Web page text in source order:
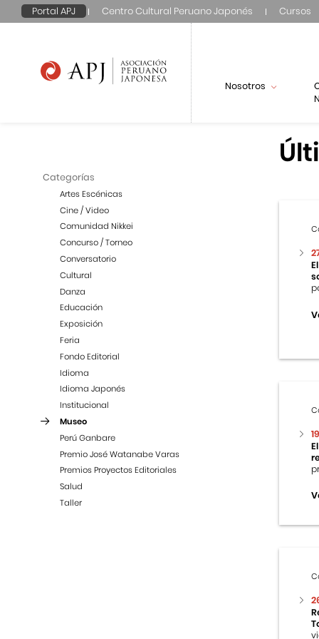
Portal APJ Centro Cultural Peruano Japonés Cursos
Nosotros
Categorías
Artes Escénicas
Cine / Video
Comunidad Nikkei
Concurso / Torneo
Conversatorio
Cultural
Danza
Educación
Exposición
Feria
Fondo Editorial
Idioma
Idioma Japonés
Institucional
Museo
Perú Ganbare
Premio José Watanabe Varas
Premios Proyectos Editoriales
Salud
Taller